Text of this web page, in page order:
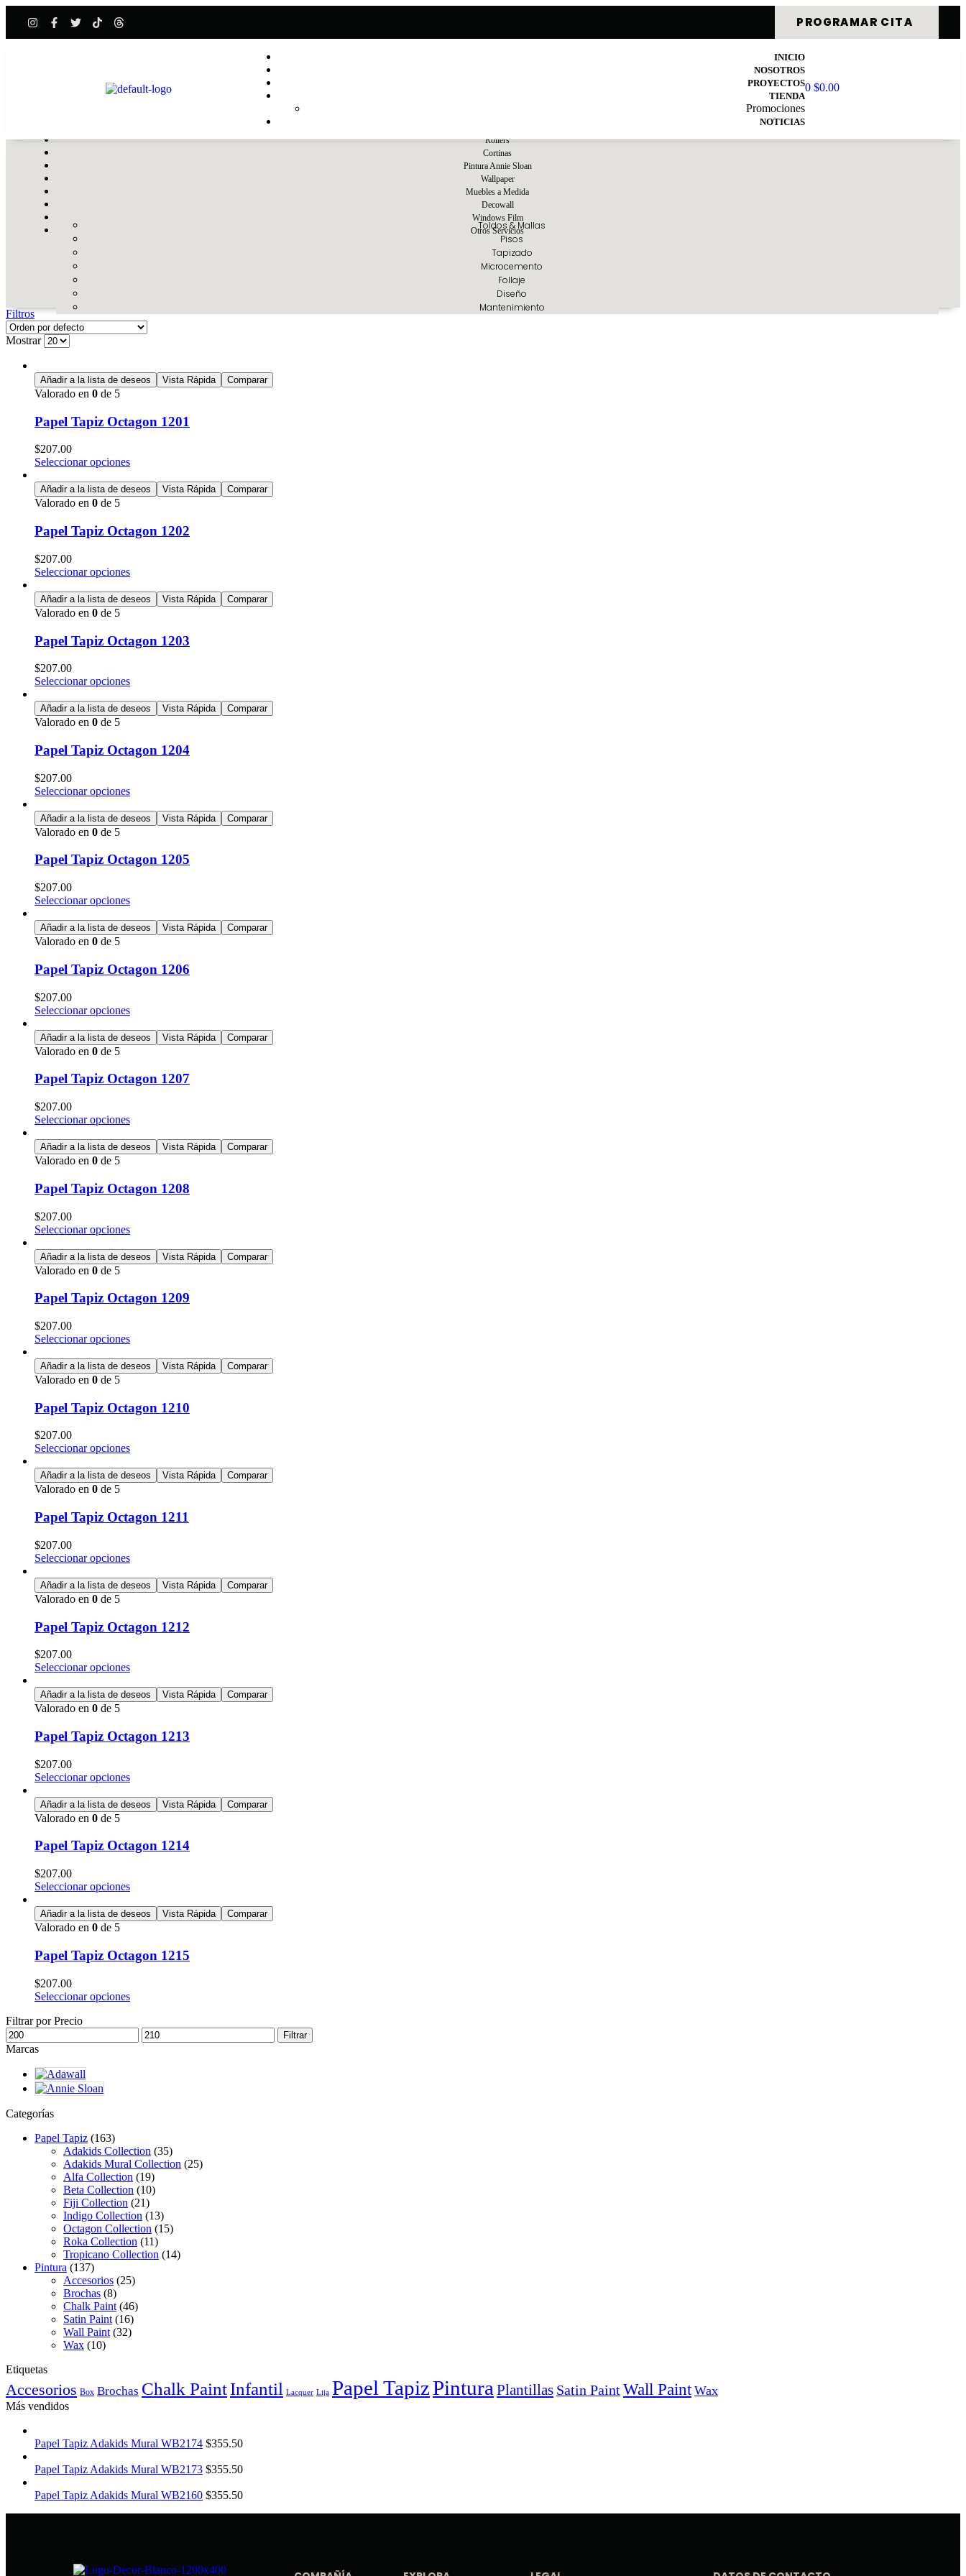
PROGRAMAR CITA
INICIO
NOSOTROS
PROYECTOS
TIENDA
Promociones
NOTICIAS
0 $0.00
Rollers
Cortinas
Pintura Annie Sloan
Wallpaper
Muebles a Medida
Decowall
Windows Film
Otros Servicios
Toldos & Mallas
Pisos
Tapizado
Microcemento
Follaje
Diseño
Mantenimiento
Filtros
Mostrar
Añadir a la lista de deseos Vista Rápida Comparar
Valorado en 0 de 5
Papel Tapiz Octagon 1201
$207.00
Seleccionar opciones
Añadir a la lista de deseos Vista Rápida Comparar
Valorado en 0 de 5
Papel Tapiz Octagon 1202
$207.00
Seleccionar opciones
Añadir a la lista de deseos Vista Rápida Comparar
Valorado en 0 de 5
Papel Tapiz Octagon 1203
$207.00
Seleccionar opciones
Añadir a la lista de deseos Vista Rápida Comparar
Valorado en 0 de 5
Papel Tapiz Octagon 1204
$207.00
Seleccionar opciones
Añadir a la lista de deseos Vista Rápida Comparar
Valorado en 0 de 5
Papel Tapiz Octagon 1205
$207.00
Seleccionar opciones
Añadir a la lista de deseos Vista Rápida Comparar
Valorado en 0 de 5
Papel Tapiz Octagon 1206
$207.00
Seleccionar opciones
Añadir a la lista de deseos Vista Rápida Comparar
Valorado en 0 de 5
Papel Tapiz Octagon 1207
$207.00
Seleccionar opciones
Añadir a la lista de deseos Vista Rápida Comparar
Valorado en 0 de 5
Papel Tapiz Octagon 1208
$207.00
Seleccionar opciones
Añadir a la lista de deseos Vista Rápida Comparar
Valorado en 0 de 5
Papel Tapiz Octagon 1209
$207.00
Seleccionar opciones
Añadir a la lista de deseos Vista Rápida Comparar
Valorado en 0 de 5
Papel Tapiz Octagon 1210
$207.00
Seleccionar opciones
Añadir a la lista de deseos Vista Rápida Comparar
Valorado en 0 de 5
Papel Tapiz Octagon 1211
$207.00
Seleccionar opciones
Añadir a la lista de deseos Vista Rápida Comparar
Valorado en 0 de 5
Papel Tapiz Octagon 1212
$207.00
Seleccionar opciones
Añadir a la lista de deseos Vista Rápida Comparar
Valorado en 0 de 5
Papel Tapiz Octagon 1213
$207.00
Seleccionar opciones
Añadir a la lista de deseos Vista Rápida Comparar
Valorado en 0 de 5
Papel Tapiz Octagon 1214
$207.00
Seleccionar opciones
Añadir a la lista de deseos Vista Rápida Comparar
Valorado en 0 de 5
Papel Tapiz Octagon 1215
$207.00
Seleccionar opciones
Filtrar por Precio
Filtrar
Marcas
Categorías
Papel Tapiz (163)
Adakids Collection (35)
Adakids Mural Collection (25)
Alfa Collection (19)
Beta Collection (10)
Fiji Collection (21)
Indigo Collection (13)
Octagon Collection (15)
Roka Collection (11)
Tropicano Collection (14)
Pintura (137)
Accesorios (25)
Brochas (8)
Chalk Paint (46)
Satin Paint (16)
Wall Paint (32)
Wax (10)
Etiquetas
Accesorios Box Brochas Chalk PaintInfantil Lacquer Lija Papel TapizPintura Plantillas Satin PaintWall Paint Wax
Más vendidos
Papel Tapiz Adakids Mural WB2174 $355.50
Papel Tapiz Adakids Mural WB2173 $355.50
Papel Tapiz Adakids Mural WB2160 $355.50